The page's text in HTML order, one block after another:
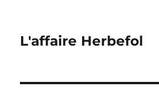
L'affaire Herbefol